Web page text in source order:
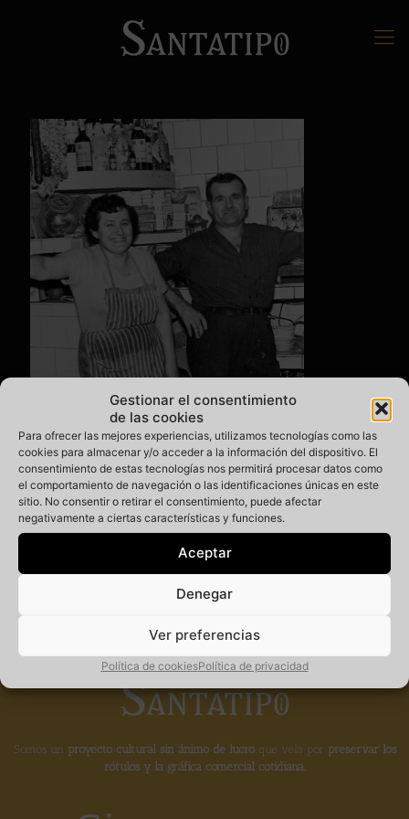
Gestionar el consentimiento
de las cookies
Para ofrecer las mejores experiencias, utilizamos tecnologías como las
cookies para almacenar y/o acceder a la información del dispositivo. El
consentimiento de estas tecnologías nos permitirá procesar datos como
el comportamiento de navegación o las identificaciones únicas en este
sitio. No consentir o retirar el consentimiento, puede afectar
negativamente a ciertas características y funciones.
Aceptar
Denegar
Ver preferencias
Política de cookiesPolítica de privacidad
Miembro
fundador de la
Somos un proyecto cultural sin ánimo de lucroque vela por preservar los
rótulos y la gráfica comercial cotidiana.